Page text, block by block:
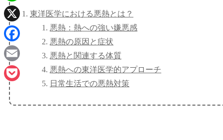
東洋医学における悪熱とは？
悪熱：熱への強い嫌悪感
悪熱の原因と症状
悪熱と関連する体質
悪熱への東洋医学的アプローチ
日常生活での悪熱対策
Line
X
Facebook
Email
Pocket